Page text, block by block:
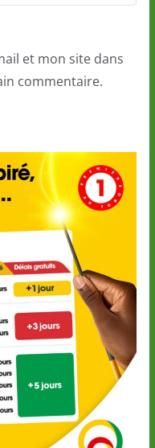
et mon site dans
commentaire.